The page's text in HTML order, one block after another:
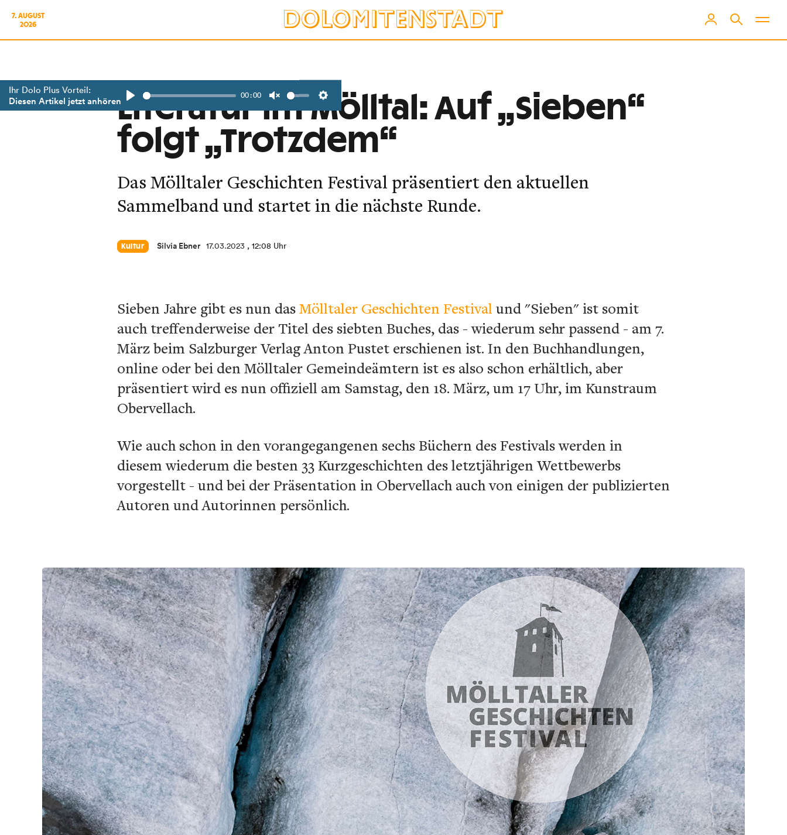
7. AUGUST
2026
Ihr Dolo Plus Vorteil:
Diesen Artikel jetzt anhören 00:00
Settings
Literatur im Mölltal: Auf „Sieben“
folgt „Trotzdem“
Das Mölltaler Geschichten Festival präsentiert den aktuellen
Sammelband und startet in die nächste Runde.
Kultur Silvia Ebner 17.03.2023 , 12:08 Uhr
Sieben Jahre gibt es nun dasMölltaler Geschichten Festivalund "Sieben" ist somit
auch treffenderweise der Titel des siebten Buches, das - wiederum sehr passend - am 7.
März beim Salzburger Verlag Anton Pustet erschienen ist. In den Buchhandlungen,
online oder bei den Mölltaler Gemeindeämtern ist es also schon erhältlich, aber
präsentiert wird es nun offiziell am Samstag, den 18. März, um 17 Uhr, im Kunstraum
Obervellach.
Wie auch schon in den vorangegangenen sechs Büchern des Festivals werden in
diesem wiederum die besten 33 Kurzgeschichten des letztjährigen Wettbewerbs
vorgestellt - und bei der Präsentation in Obervellach auch von einigen der publizierten
Autoren und Autorinnen persönlich.